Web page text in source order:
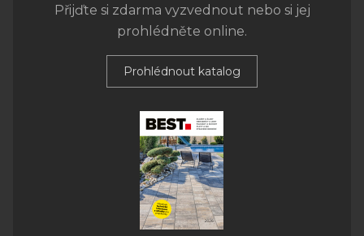
Přijďte si zdarma vyzvednout nebo si jej
prohlédněte online.
Prohlédnout katalog